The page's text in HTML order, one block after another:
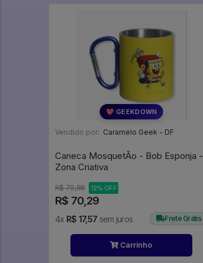
💖 GEEKDOWN
Vendido por: Caramelo Geek - DF
Caneca MosquetÃo - Bob Esponja -
Zona Criativa
R$ 79,88 12% OFF
R$ 70,29
4x R$ 17,57 sem juros Frete Grátis
Carrinho